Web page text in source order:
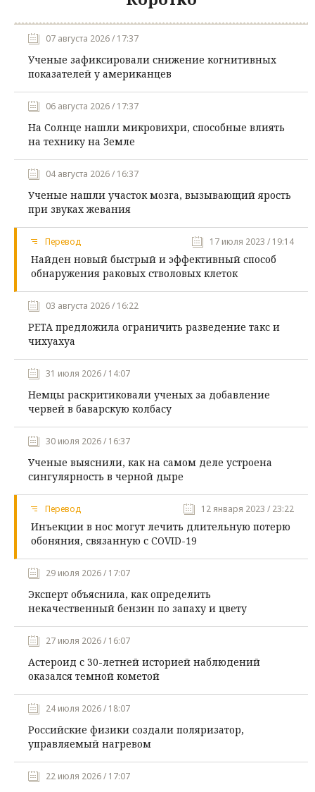
07 августа 2026 / 17:37
Ученые зафиксировали снижение когнитивных
показателей у американцев
06 августа 2026 / 17:37
На Солнце нашли микровихри, способные влиять
на технику на Земле
04 августа 2026 / 16:37
Ученые нашли участок мозга, вызывающий ярость
при звуках жевания
Перевод 17 июля 2023 / 19:14
Найден новый быстрый и эффективный способ
обнаружения раковых стволовых клеток
03 августа 2026 / 16:22
PETA предложила ограничить разведение такс и
чихуахуа
31 июля 2026 / 14:07
Немцы раскритиковали ученых за добавление
червей в баварскую колбасу
30 июля 2026 / 16:37
Ученые выяснили, как на самом деле устроена
сингулярность в черной дыре
Перевод 12 января 2023 / 23:22
Инъекции в нос могут лечить длительную потерю
обоняния, связанную с COVID-19
29 июля 2026 / 17:07
Эксперт объяснила, как определить
некачественный бензин по запаху и цвету
27 июля 2026 / 16:07
Астероид с 30-летней историей наблюдений
оказался темной кометой
24 июля 2026 / 18:07
Российские физики создали поляризатор,
управляемый нагревом
22 июля 2026 / 17:07